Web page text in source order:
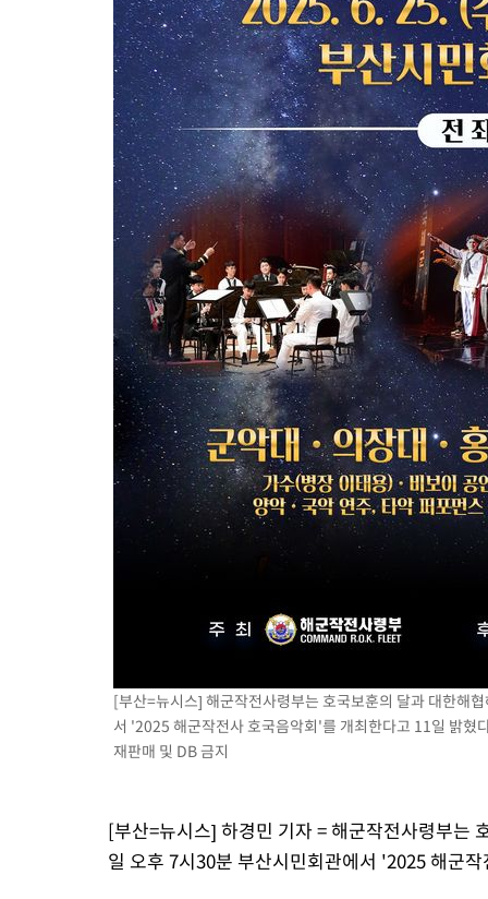
[속보]7~9일 프로야구 3연전도 폭염 취소…11일 재개
"韓 외환시장 개입 관측 배경엔 美의 대한국 무역적자 있어"
'월드컵 탈락 후폭풍' 축구협회…초유의 압수수색에 '충격·당
서울 낮 37.9도, 올여름 최고치 경신…영등포 순간 '40도'
[속보]종합특검, 대검 추가 압수수색…내란 중요임무종사 혐의
[속보]코스닥, 800p 회복…0.26% 오른 801.67 마감
[속보]코스피, 301.88포인트(4.58%) 내린 6296.38 마감
[속보]원·달러 환율, 0.7원 내린 1423.8원 마감
"여기 떨어졌다"…다누리, 스페이스X 로켓 달 충돌 흔적 포착
손흥민, 5경기 연속골 실패…LAFC는 승부차기 끝 과달라하라 격파
내일까지 39도 '펄펄'…기상청 "태풍 지나며 폭염 잠시 꺾인다"
[부산=뉴시스] 해군작전사령부는 호국보훈의 달과 대한해
서 '2025 해군작전사 호국음악회'를 개최한다고 11일 밝
재판매 및 DB 금지
[부산=뉴시스] 하경민 기자 = 해군작전사령부는
일 오후 7시30분 부산시민회관에서 '2025 해군